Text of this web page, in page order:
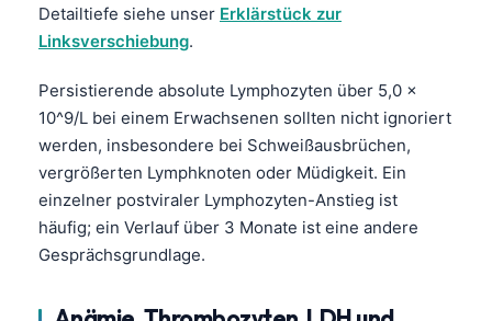
Detailtiefe siehe unser Erklärstück zur
Linksverschiebung.
Persistierende absolute Lymphozyten über 5,0 x
10^9/L bei einem Erwachsenen sollten nicht ignoriert
werden, insbesondere bei Schweißausbrüchen,
vergrößerten Lymphknoten oder Müdigkeit. Ein
einzelner postviraler Lymphozyten-Anstieg ist
häufig; ein Verlauf über 3 Monate ist eine andere
Gesprächsgrundlage.